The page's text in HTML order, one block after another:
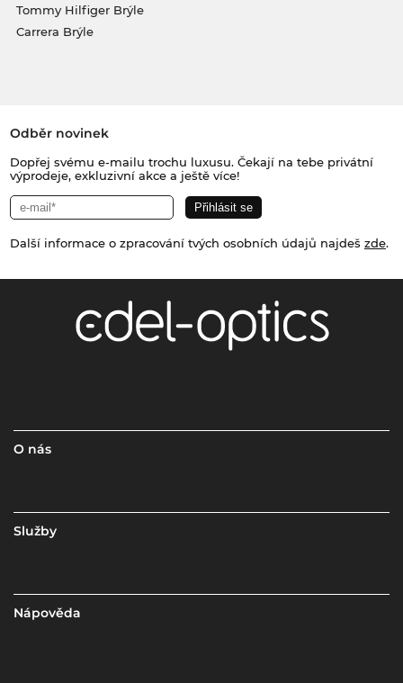
Tommy Hilfiger Brýle
Carrera Brýle
Odběr novinek
Dopřej svému e-mailu trochu luxusu. Čekají na tebe privátní
výprodeje, exkluzivní akce a ještě více!
Další informace o zpracování tvých osobních údajů najdeš zde.
O nás
Služby
Nápověda